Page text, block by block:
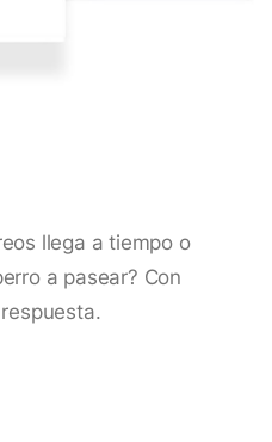
llega a tiempo o
a pasear? Con